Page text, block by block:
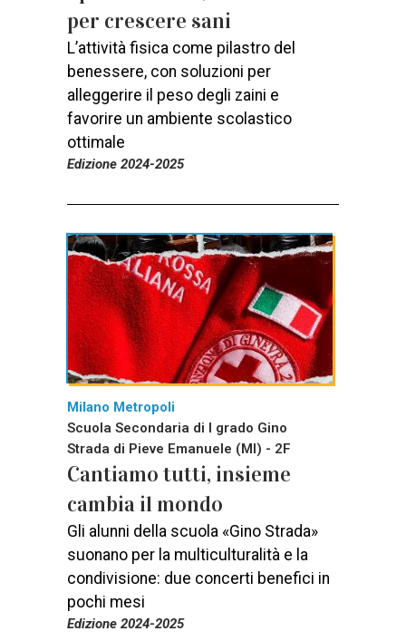
per crescere sani
L’attività fisica come pilastro del
benessere, con soluzioni per
alleggerire il peso degli zaini e
favorire un ambiente scolastico
ottimale
Edizione 2024-2025
Milano Metropoli
Scuola Secondaria di I grado Gino
Strada di Pieve Emanuele (MI) - 2F
Cantiamo tutti, insieme
cambia il mondo
Gli alunni della scuola «Gino Strada»
suonano per la multiculturalità e la
condivisione: due concerti benefici in
pochi mesi
Edizione 2024-2025